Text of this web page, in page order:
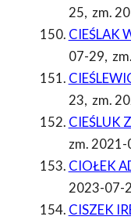
25, zm.
CIEŚLAK
07-29,
23, zm.
CIEŚLUK
zm.
CIOŁEK
2023-07-
CISZEK